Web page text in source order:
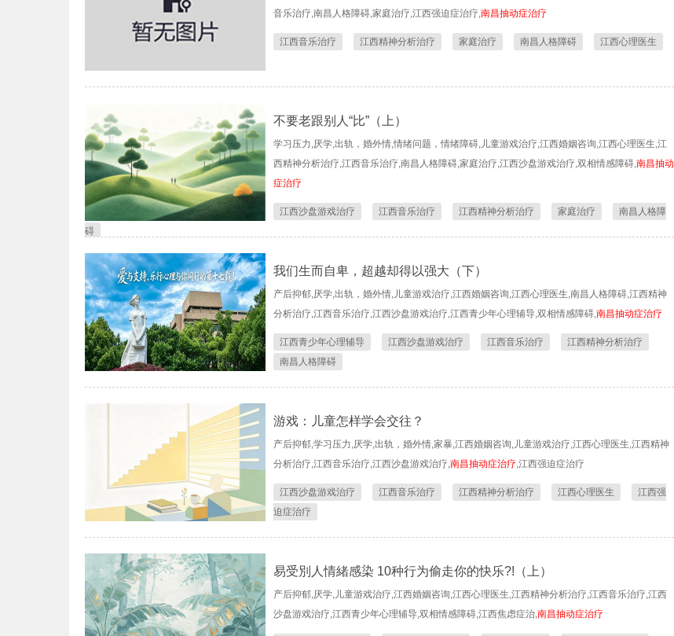
音乐治疗,南昌人格障碍,家庭治疗,江西强迫症治疗,南昌抽动症治疗
江西音乐治疗 江西精神分析治疗 家庭治疗 南昌人格障碍 江西心理医生
不要老跟别人“比”（上）
学习压力,厌学,出轨，婚外情,情绪问题，情绪障碍,儿童游戏治疗,江西婚姻咨询,江西心理医生,江
西精神分析治疗,江西音乐治疗,南昌人格障碍,家庭治疗,江西沙盘游戏治疗,双相情感障碍,南昌抽动
症治疗
江西沙盘游戏治疗 江西音乐治疗 江西精神分析治疗 家庭治疗
南昌人格障
碍
我们生而自卑，超越却得以强大（下）
产后抑郁,厌学,出轨，婚外情,儿童游戏治疗,江西婚姻咨询,江西心理医生,南昌人格障碍,江西精神
分析治疗,江西音乐治疗,江西沙盘游戏治疗,江西青少年心理辅导,双相情感障碍,南昌抽动症治疗
江西青少年心理辅导 江西沙盘游戏治疗 江西音乐治疗
江西精神分析治疗
南昌人格障碍
游戏：儿童怎样学会交往？
产后抑郁,学习压力,厌学,出轨，婚外情,家暴,江西婚姻咨询,儿童游戏治疗,江西心理医生,江西精神
分析治疗,江西音乐治疗,江西沙盘游戏治疗,南昌抽动症治疗,江西强迫症治疗
江西沙盘游戏治疗 江西音乐治疗 江西精神分析治疗 江西心理医生
江西强
迫症治疗
易受別人情緒感染 10种行为偷走你的快乐?!（上）
产后抑郁,厌学,儿童游戏治疗,江西婚姻咨询,江西心理医生,江西精神分析治疗,江西音乐治疗,江西
沙盘游戏治疗,江西青少年心理辅导,双相情感障碍,江西焦虑症治,南昌抽动症治疗